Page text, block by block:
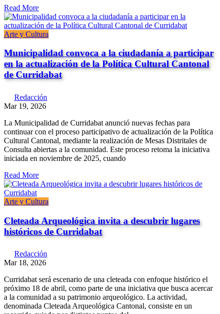
Read More
Arte y Cultura
Municipalidad convoca a la ciudadanía a participar
en la actualización de la Política Cultural Cantonal
de Curridabat
Redacción
Mar 19, 2026
La Municipalidad de Curridabat anunció nuevas fechas para
continuar con el proceso participativo de actualización de la Política
Cultural Cantonal, mediante la realización de Mesas Distritales de
Consulta abiertas a la comunidad. Este proceso retoma la iniciativa
iniciada en noviembre de 2025, cuando
Read More
Arte y Cultura
Cleteada Arqueológica invita a descubrir lugares
históricos de Curridabat
Redacción
Mar 18, 2026
Curridabat será escenario de una cleteada con enfoque histórico el
próximo 18 de abril, como parte de una iniciativa que busca acercar
a la comunidad a su patrimonio arqueológico. La actividad,
denominada Cleteada Arqueológica Cantonal, consiste en un